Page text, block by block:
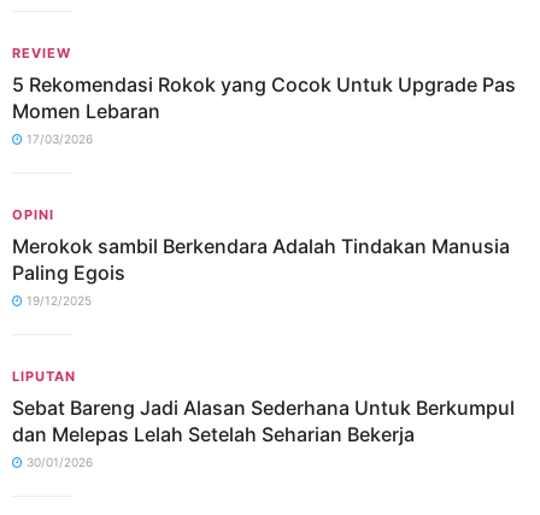
REVIEW
5 Rekomendasi Rokok yang Cocok Untuk Upgrade Pas
Momen Lebaran
17/03/2026
OPINI
Merokok sambil Berkendara Adalah Tindakan Manusia
Paling Egois
19/12/2025
LIPUTAN
Sebat Bareng Jadi Alasan Sederhana Untuk Berkumpul
dan Melepas Lelah Setelah Seharian Bekerja
30/01/2026